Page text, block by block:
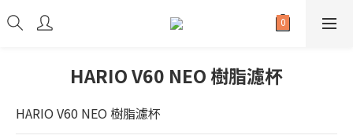
HARIO V60 NEO 樹脂濾杯
HARIO V60 NEO 樹脂濾杯